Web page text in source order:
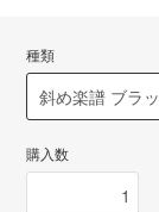
種類
購入数